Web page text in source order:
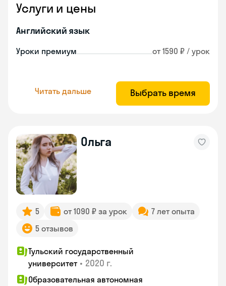
Услуги и цены
Английский язык
Уроки премиум от 1590 ₽ / урок
Читать дальше Выбрать время
Ольга
5 от 1090 ₽ за урок
7 лет опыта
5 отзывов
Тульский государственный
университет • 2020 г.
Образовательная автономная